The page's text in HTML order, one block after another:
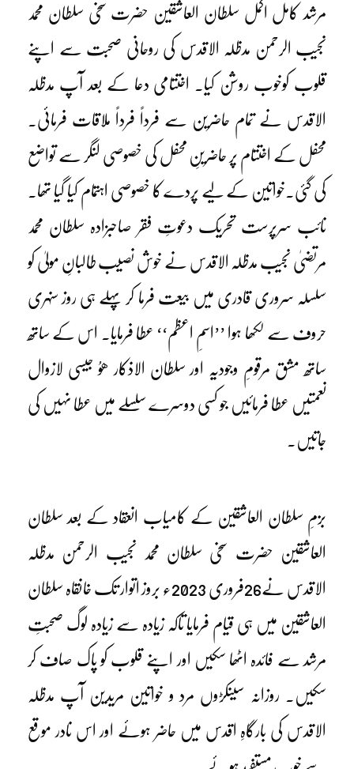
مرشد کامل اکمل سلطان العاشقین حضرت سخی سلطان محمد
نجیب الرحمن مدظلہ الاقدس کی روحانی صحبت سے اپنے
قلوب کوخوب روشن کیا۔ اختتامی دعا کے بعد آپ مدظلہ
الاقدس نے تمام حاضرین سے فرداً فرداً ملاقات فرمائی۔
محفل کے اختتام پر حاضرینِ محفل کی خصوصی لنگر سے تواضع
کی گئی۔خواتین کے لیے پردے کا خصوصی اہتمام کیا گیا تھا۔
نائب سرپرست تحریک دعوتِ فقر صاحبزادہ سلطان محمد
مرتضیٰ نجیب مدظلہ الاقدس نے خوش نصیب طالبانِ مولیٰ کو
سلسلہ سروری قادری میں بیعت فرما کر پہلے ہی روز سنہری
حروف سے لکھا ہوا ’’اسمِ اعظم‘‘ عطا فرمایا۔ اس کے ساتھ
ساتھ مشق مرقومِ وجودیہ اور سلطان الاذکار ھوُ جیسی لازوال
نعمتیں عطا فرمائیں جو کسی دوسرے سلسلے میں عطا نہیں کی
جاتیں۔
بزمِ سلطان العاشقین کے کامیاب انعقاد کے بعد سلطان
العاشقین حضرت سخی سلطان محمد نجیب الرحمن مدظلہ
الاقدس نے26فروری 2023ء بروز اتوار تک خانقاہ سلطان
العاشقین میں ہی قیام فرمایا تاکہ زیادہ سے زیادہ لوگ صحبتِ
مرشد سے فائدہ اٹھا سکیں اور اپنے قلوب کو پاک صاف کر
سکیں۔ روزانہ سینکڑوں مرد و خواتین مریدین آپ مدظلہ
الاقدس کی بارگاہِ اقدس میں حاضر ہوئے اور اس نادر موقع